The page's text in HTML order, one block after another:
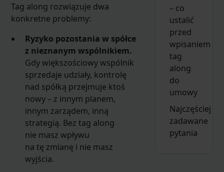
Tag along rozwiązuje dwa
konkretne problemy:
Ryzyko pozostania w spółce
z nieznanym wspólnikiem.
Gdy większościowy wspólnik
sprzedaje udziały, kontrolę
nad spółką przejmuje ktoś
nowy – z innym planem,
innym zarządem, inną
strategią. Bez tag along
nie masz wpływu
na tę zmianę i nie masz
wyjścia.
– co
ustalić
przed
wpisaniem
tag
along
do
umowy
Najczęściej
zadawane
pytania